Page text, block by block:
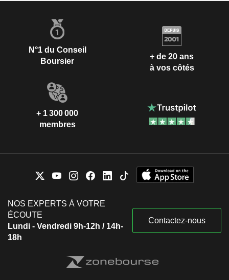
N°1 du Conseil
Boursier
+ de 20 ans
à vos côtés
+ 1 300 000
membres
NOS EXPERTS À VOTRE
ÉCOUTE
Lundi - Vendredi 9h-12h / 14h-
18h
Contactez-nous